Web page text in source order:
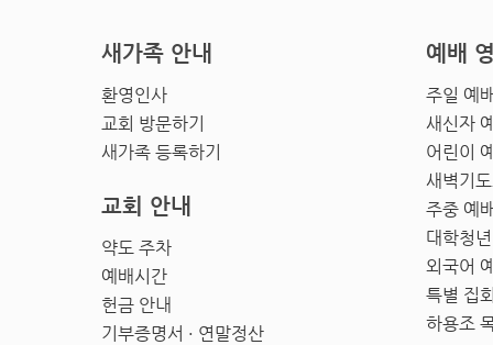
새가족 안내
환영인사
교회 방문하기
새가족 등록하기
예배
주일 예
새신자
어린이
새벽기
주중 예
대학청
외국어
특별 집
하용조
교회 안내
약도 주차
예배시간
헌금 안내
기부증명서 · 연말정산